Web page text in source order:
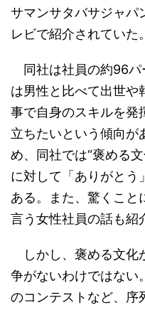
サマンサタバサジャパ
レビで紹介されていた。
同社は社員の約96パ
は男性と比べて出世や
事で自身のスキルを発
立ちたいという傾向が
め、同社では“褒める
に対して「ありがとう
ある。また、驚くこと
言う女性社員の話も紹
しかし、褒める文化
争がないわけではない
のコンテストなど、序